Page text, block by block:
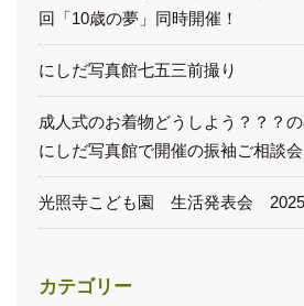
回「10歳の夢」同時開催！
にしだ写真館七五三前撮り
成人式のお着物どうしよう？？？
にしだ写真館で開催の振袖ご相談
光照寺こども園 生活発表会
カテゴリー